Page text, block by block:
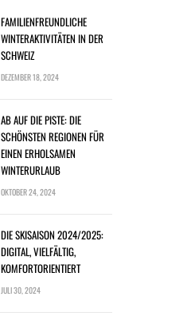
FAMILIENFREUNDLICHE
WINTERAKTIVITÄTEN IN DER
SCHWEIZ
DEZEMBER 18, 2024
AB AUF DIE PISTE: DIE
SCHÖNSTEN REGIONEN FÜR
EINEN ERHOLSAMEN
WINTERURLAUB
OKTOBER 24, 2024
DIE SKISAISON 2024/2025:
DIGITAL, VIELFÄLTIG,
KOMFORTORIENTIERT
JULI 30, 2024